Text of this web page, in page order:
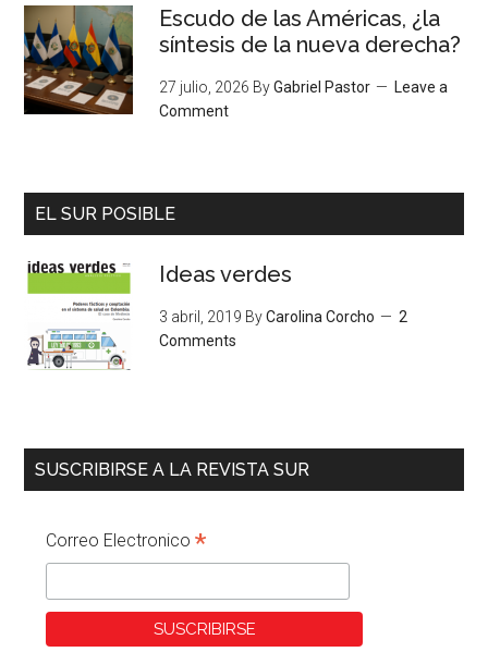
Escudo de las Américas, ¿la
síntesis de la nueva derecha?
27 julio, 2026 ByGabriel Pastor
Leave a
Comment
EL SUR POSIBLE
Ideas verdes
3 abril, 2019 ByCarolina Corcho
2
Comments
SUSCRIBIRSE A LA REVISTA SUR
Correo Electronico*